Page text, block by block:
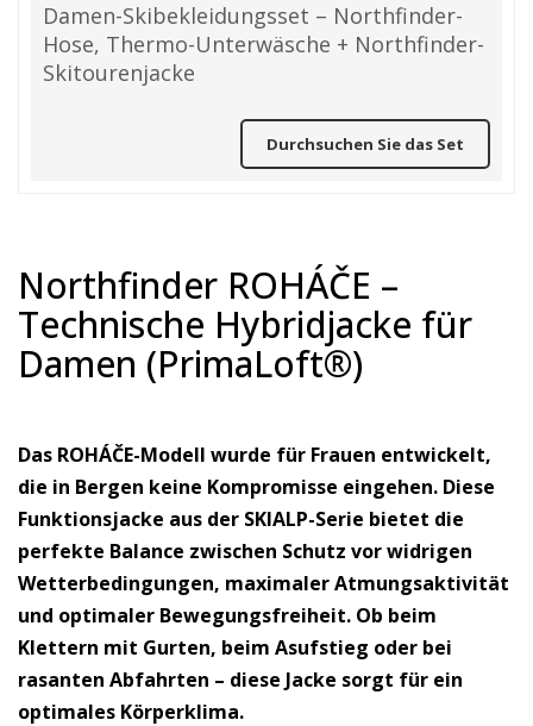
Damen-Skibekleidungsset – Northfinder-
Hose, Thermo-Unterwäsche + Northfinder-
Skitourenjacke
Durchsuchen Sie das Set
Northfinder ROHÁČE –
Technische Hybridjacke für
Damen (PrimaLoft®)
Das ROHÁČE-Modell wurde für Frauen entwickelt,
die in Bergen keine Kompromisse eingehen. Diese
Funktionsjacke aus der SKIALP-Serie bietet die
perfekte Balance zwischen Schutz vor widrigen
Wetterbedingungen, maximaler Atmungsaktivität
und optimaler Bewegungsfreiheit. Ob beim
Klettern mit Gurten, beim Asufstieg oder bei
rasanten Abfahrten – diese Jacke sorgt für ein
optimales Körperklima.